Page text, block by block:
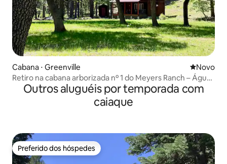
Cabana ⋅ Greenville Novo
Novo
Retiro na cabana arborizada nº 1 do Meyers Ranch – Águas
termais
Outros aluguéis por temporada com
caiaque
Preferido dos hóspedes
Preferido dos hóspedes